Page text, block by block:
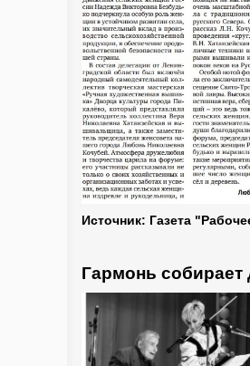
Источник: Газета
Гармонь собирает